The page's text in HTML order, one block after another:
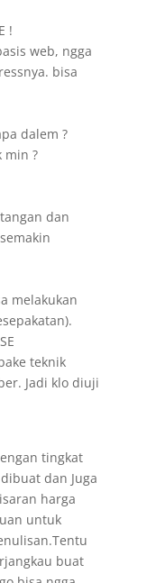
!
web, ngga
bisa
dalem ?
min ?
dan
melakukan
teknik
Jadi klo diuji
tingkat
dan Juga
harga
untuk
buat